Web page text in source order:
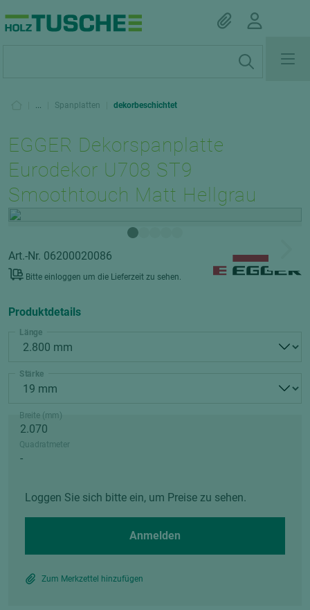
... Spanplatten dekorbeschichtet
EGGER Dekorspanplatte
Eurodekor U708 ST9
Smoothtouch Matt Hellgrau
Art.-Nr. 06200020086
Bitte einloggen um die Lieferzeit zu sehen.
Produktdetails
Länge
Stärke
Breite (mm)
Quadratmeter
Loggen Sie sich bitte ein, um Preise zu sehen.
Anmelden
Zum Merkzettel hinzufügen